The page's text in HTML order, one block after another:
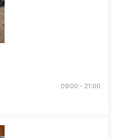
09:00 - 21:00